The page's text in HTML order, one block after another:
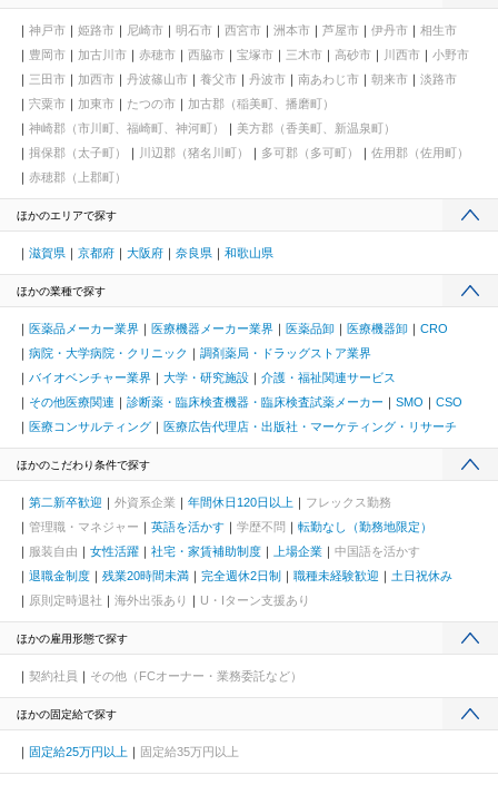
神戸市 姫路市 尼崎市 明石市 西宮市 洲本市 芦屋市 伊丹市
相生市
豊岡市
加古川市 赤穂市 西脇市 宝塚市 三木市 高砂市 川西市
小野市
三田市
加西市 丹波篠山市 養父市 丹波市 南あわじ市 朝来市
淡路市
宍粟市
加東市 たつの市
加古郡（稲美町、播磨町）
神崎郡（市川町、福崎町、神河町）
美方郡（香美町、新温泉町）
揖保郡（太子町）
川辺郡（猪名川町） 多可郡（多可町）
佐用郡（佐用町）
赤穂郡（上郡町）
ほかのエリアで探す
滋賀県 京都府 大阪府 奈良県 和歌山県
ほかの業種で探す
医薬品メーカー業界 医療機器メーカー業界 医薬品卸 医療機器卸
CRO
病院・大学病院・クリニック
調剤薬局・ドラッグストア業界
バイオベンチャー業界
大学・研究施設
介護・福祉関連サービス
その他医療関連
診断薬・臨床検査機器・臨床検査試薬メーカー SMO
CSO
医療コンサルティング
医療広告代理店・出版社・マーケティング・リサーチ
ほかのこだわり条件で探す
第二新卒歓迎 外資系企業 年間休日120日以上
フレックス勤務
管理職・マネジャー
英語を活かす 学歴不問
転勤なし（勤務地限定）
服装自由
女性活躍 社宅・家賃補助制度 上場企業
中国語を活かす
退職金制度
残業20時間未満 完全週休2日制 職種未経験歓迎
土日祝休み
原則定時退社
海外出張あり U・Iターン支援あり
ほかの雇用形態で探す
契約社員 その他（FCオーナー・業務委託など）
ほかの固定給で探す
固定給25万円以上 固定給35万円以上